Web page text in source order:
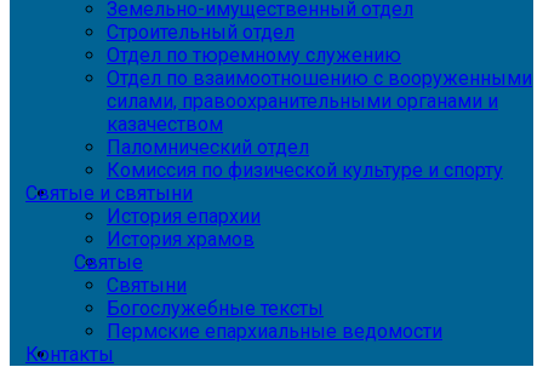
Земельно-имущественный отдел
Строительный отдел
Отдел по тюремному служению
Отдел по взаимоотношению с вооруженными
силами, правоохранительными органами и
казачеством
Паломнический отдел
Комиссия по физической культуре и спорту
Святые и святыни
История епархии
История храмов
Святые
Святыни
Богослужебные тексты
Пермские епархиальные ведомости
Контакты